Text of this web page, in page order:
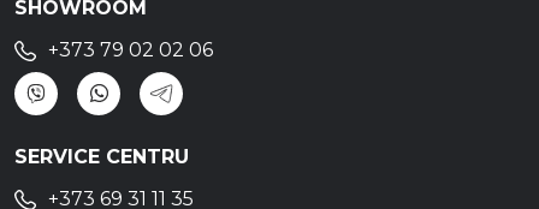
SHOWROOM
+373 79 02 02 06
SERVICE CENTRU
+373 69 31 11 35